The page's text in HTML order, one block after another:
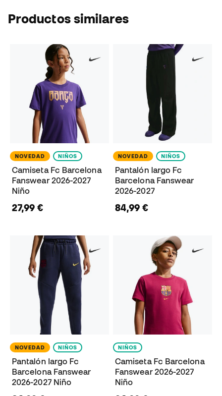
Productos similares
NOVEDAD NIÑOS
Camiseta Fc Barcelona
Fanswear 2026-2027
Niño
27,99 €
NOVEDAD NIÑOS
Pantalón largo Fc
Barcelona Fanswear
2026-2027
84,99 €
NOVEDAD NIÑOS
Pantalón largo Fc
Barcelona Fanswear
2026-2027 Niño
NIÑOS
Camiseta Fc Barcelona
Fanswear 2026-2027
Niño